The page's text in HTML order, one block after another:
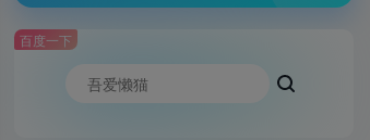
百度一下